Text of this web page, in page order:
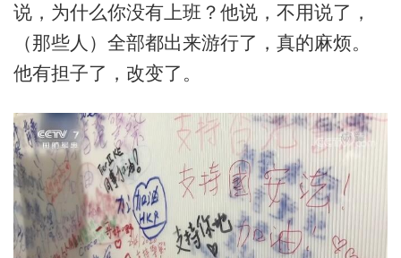
说，为什么你没有上班？他说，不用说了，
（那些人）全部都出来游行了，真的麻烦。
他有担子了，改变了。